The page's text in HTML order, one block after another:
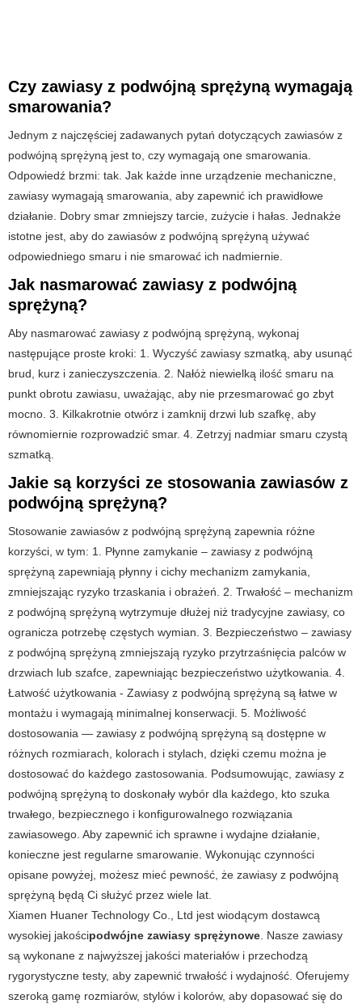
Czy zawiasy z podwójną sprężyną wymagają
smarowania?
Jednym z najczęściej zadawanych pytań dotyczących zawiasów z
podwójną sprężyną jest to, czy wymagają one smarowania.
Odpowiedź brzmi: tak. Jak każde inne urządzenie mechaniczne,
zawiasy wymagają smarowania, aby zapewnić ich prawidłowe
działanie. Dobry smar zmniejszy tarcie, zużycie i hałas. Jednakże
istotne jest, aby do zawiasów z podwójną sprężyną używać
odpowiedniego smaru i nie smarować ich nadmiernie.
Jak nasmarować zawiasy z podwójną
sprężyną?
Aby nasmarować zawiasy z podwójną sprężyną, wykonaj
następujące proste kroki: 1. Wyczyść zawiasy szmatką, aby usunąć
brud, kurz i zanieczyszczenia. 2. Nałóż niewielką ilość smaru na
punkt obrotu zawiasu, uważając, aby nie przesmarować go zbyt
mocno. 3. Kilkakrotnie otwórz i zamknij drzwi lub szafkę, aby
równomiernie rozprowadzić smar. 4. Zetrzyj nadmiar smaru czystą
szmatką.
Jakie są korzyści ze stosowania zawiasów z
podwójną sprężyną?
Stosowanie zawiasów z podwójną sprężyną zapewnia różne
korzyści, w tym: 1. Płynne zamykanie – zawiasy z podwójną
sprężyną zapewniają płynny i cichy mechanizm zamykania,
zmniejszając ryzyko trzaskania i obrażeń. 2. Trwałość – mechanizm
z podwójną sprężyną wytrzymuje dłużej niż tradycyjne zawiasy, co
ogranicza potrzebę częstych wymian. 3. Bezpieczeństwo – zawiasy
z podwójną sprężyną zmniejszają ryzyko przytrzaśnięcia palców w
drzwiach lub szafce, zapewniając bezpieczeństwo użytkowania. 4.
Łatwość użytkowania - Zawiasy z podwójną sprężyną są łatwe w
montażu i wymagają minimalnej konserwacji. 5. Możliwość
dostosowania — zawiasy z podwójną sprężyną są dostępne w
różnych rozmiarach, kolorach i stylach, dzięki czemu można je
dostosować do każdego zastosowania. Podsumowując, zawiasy z
podwójną sprężyną to doskonały wybór dla każdego, kto szuka
trwałego, bezpiecznego i konfigurowalnego rozwiązania
zawiasowego. Aby zapewnić ich sprawne i wydajne działanie,
konieczne jest regularne smarowanie. Wykonując czynności
opisane powyżej, możesz mieć pewność, że zawiasy z podwójną
sprężyną będą Ci służyć przez wiele lat.
Xiamen Huaner Technology Co., Ltd jest wiodącym dostawcą
wysokiej jakościpodwójne zawiasy sprężynowe . Nasze zawiasy
są wykonane z najwyższej jakości materiałów i przechodzą
rygorystyczne testy, aby zapewnić trwałość i wydajność. Oferujemy
szeroką gamę rozmiarów, stylów i kolorów, aby dopasować się do